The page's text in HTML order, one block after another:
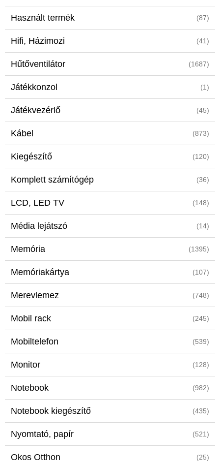
Használt termék (87)
Hifi, Házimozi (41)
Hűtőventilátor (1687)
Játékkonzol (1)
Játékvezérlő (45)
Kábel (873)
Kiegészítő (120)
Komplett számítógép (36)
LCD, LED TV (148)
Média lejátszó (14)
Memória (1395)
Memóriakártya (107)
Merevlemez (748)
Mobil rack (245)
Mobiltelefon (539)
Monitor (128)
Notebook (982)
Notebook kiegészítő (435)
Nyomtató, papír (521)
Okos Otthon (25)